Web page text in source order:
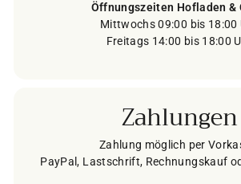
Öffnungszeiten Hofladen &
Mittwochs 09:00 bis 18:00
Freitags 14:00 bis 18:00
Zahlungen
Zahlung möglich per
PayPal, Lastschrift, Rechnungskauf